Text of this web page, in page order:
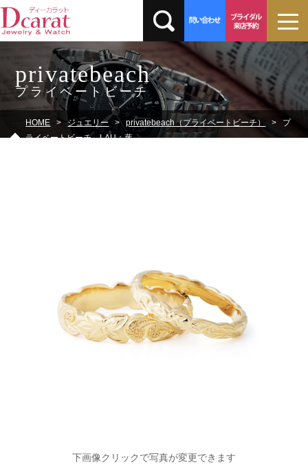
privatebeach
プライベートビーチ
HOME ジュエリー privatebeach（プライベートビーチ）
プ
ライベートビーチ LAU：葉
下画像クリックで写真が変更できます